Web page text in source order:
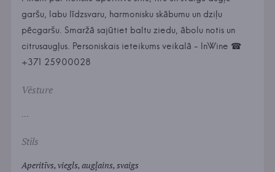
garšu, labu līdzsvaru, harmonisku skābumu un dziļu
pēcgaršu. Smaržā sajūtiet baltu ziedu, ābolu notis un
citrusaugļus. Personiskais ieteikums veikalā - InWine ☎
+371 25900028
Vēsture
...
Stils
Aperitīvs, viegls, augļains, svaigs